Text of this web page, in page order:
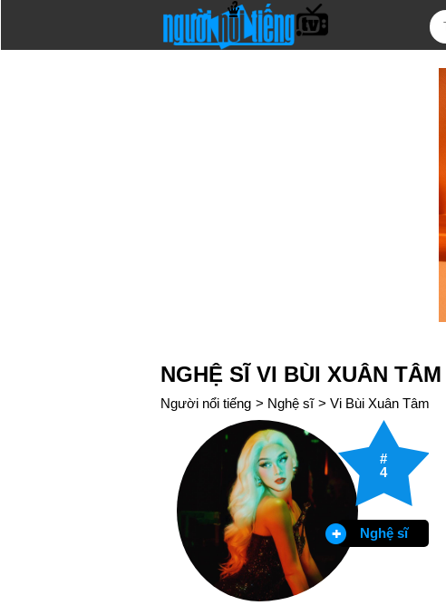
NGHỆ SĨ VI BÙI XUÂN TÂM
Người nổi tiếng > Nghệ sĩ > Vi Bùi Xuân Tâm
#
4
Nghệ sĩ